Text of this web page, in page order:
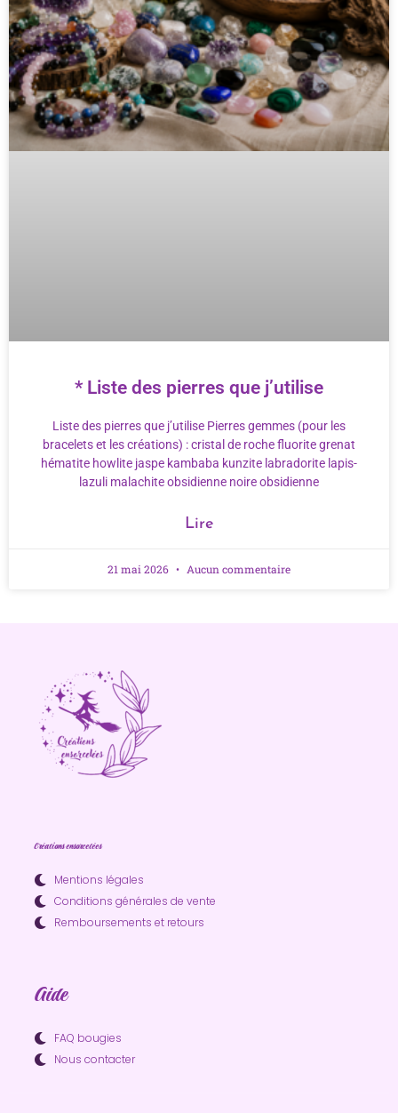
* Liste des pierres que j’utilise
Liste des pierres que j’utilise Pierres gemmes (pour les
bracelets et les créations) : cristal de roche fluorite grenat
hématite howlite jaspe kambaba kunzite labradorite lapis-
lazuli malachite obsidienne noire obsidienne
Lire
21 mai 2026 Aucun commentaire
Créations ensorcelées
Mentions légales
Conditions générales de vente
Remboursements et retours
Aide
FAQ bougies
Nous contacter